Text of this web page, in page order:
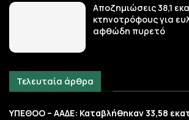
Αποζημιώσεις 38,1
κτηνοτρόφους για
αφθώδη πυρετό
Τελευταία άρθρα
ΥΠΕΘΟΟ – ΑΑΔΕ: Καταβλήθηκαν 33,58